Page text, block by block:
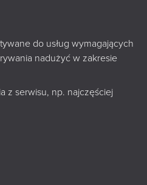
do usług wymagających
nadużyć w zakresie
z serwisu, np. najczęściej
do